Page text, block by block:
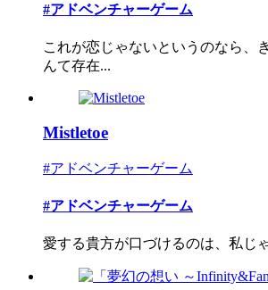
#アドベンチャーゲーム
これが恋じゃないというのなら、
んて存在...
Mistletoe
#アドベンチャーゲーム
#アドベンチャーゲーム
愛する貴方が口づけるのは、私じ